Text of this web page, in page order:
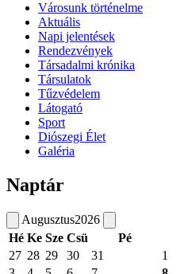
Városunk történelme
Aktuális
Napi jelentések
Rendezvények
Társadalmi krónika
Társulatok
Tűzvédelem
Látogató
Sport
Diószegi Élet
Galéria
Naptár
Augusztus2026
Hé Ke Sze Csü Pé
27 28 29 30 31 1